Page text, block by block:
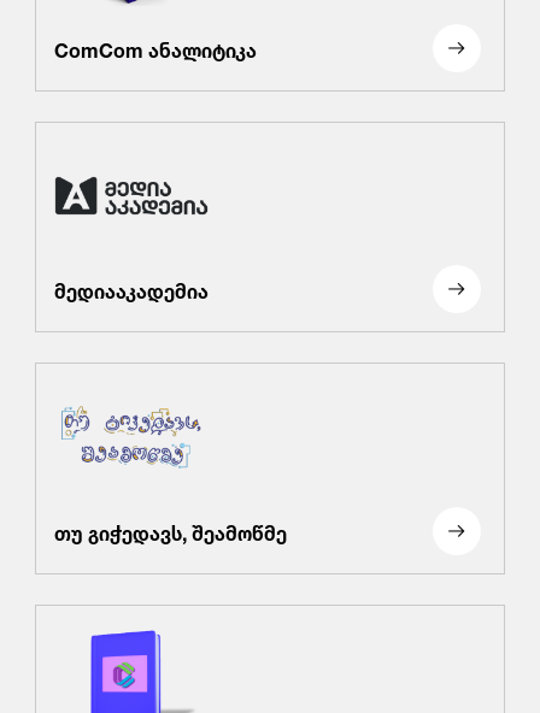
ComCom ანალიტიკა
მედიააკადემია
თუ გიჭედავს, შეამოწმე